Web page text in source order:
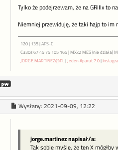
Tylko że podejrzewam, że na GRIIIx to
Niemniej przewiduję, że taki hajp to im
120 | 135 | APS-C
C330s 67 45 75 105 165 | MXx2 MES (nie działa)
JORGE.MARTINEZ@PL| Jeden Aparat 7.0|
Wysłany: 2021-09-09, 12:22
jorge.martinez napisał/a:
Tak sobie myślę, że ten X mógłby